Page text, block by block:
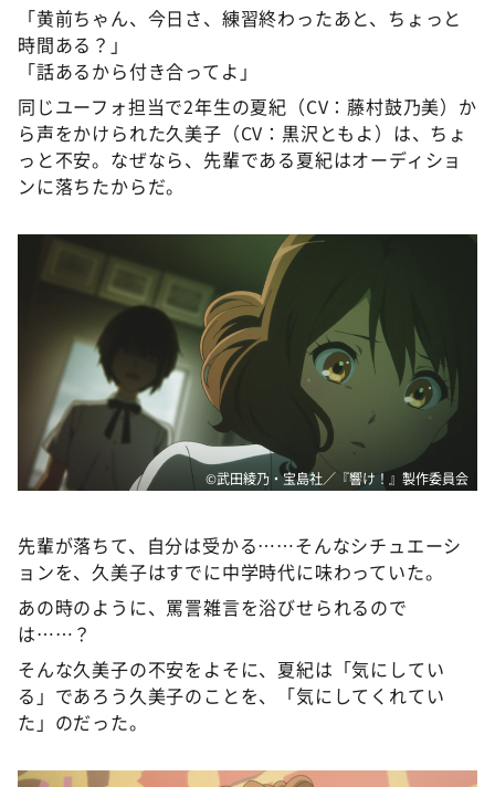
「黄前ちゃん、今日さ、練習終わったあと、ちょっと
時間ある？」
「話あるから付き合ってよ」
同じユーフォ担当で2年生の夏紀（CV：藤村鼓乃美）か
ら声をかけられた久美子（CV：黒沢ともよ）は、ちょ
っと不安。なぜなら、先輩である夏紀はオーディショ
ンに落ちたからだ。
©武田綾乃・宝島社／『響け！』製作委員会
先輩が落ちて、自分は受かる……そんなシチュエーシ
ョンを、久美子はすでに中学時代に味わっていた。
あの時のように、罵詈雑言を浴びせられるので
は……？
そんな久美子の不安をよそに、夏紀は「気にしてい
る」であろう久美子のことを、「気にしてくれてい
た」のだった。